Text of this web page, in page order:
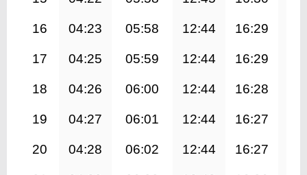
16 04:23 05:58 12:44 16:29
17 04:25 05:59 12:44 16:29
18 04:26 06:00 12:44 16:28
19 04:27 06:01 12:44 16:27
20 04:28 06:02 12:44 16:27